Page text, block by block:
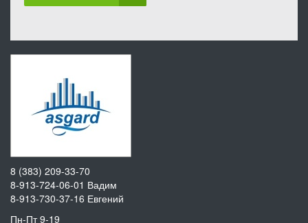
8 (383) 209-33-70
8-913-724-06-01 Вадим
8-913-730-37-16 Евгений
Пн-Пт 9-19